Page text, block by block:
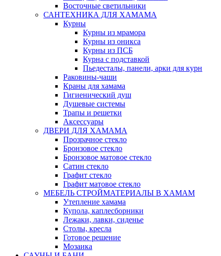
Восточные светильники
САНТЕХНИКА ДЛЯ ХАМАМА
Курны
Курны из мрамора
Курны из оникса
Курны из ПСБ
Курна с подставкой
Пьедесталы, панели, арки для курн
Раковины-чаши
Краны для хамама
Гигиенический душ
Душевые системы
Трапы и решетки
Аксессуары
ДВЕРИ ДЛЯ ХАМАМА
Прозрачное стекло
Бронзовое стекло
Бронзовое матовое стекло
Сатин стекло
Графит стекло
Графит матовое стекло
МЕБЕЛЬ СТРОЙМАТЕРИАЛЫ В ХАМАМ
Утепление хамама
Купола, каплесборники
Лежаки, лавки, сиденье
Столы, кресла
Готовое решение
Мозаика